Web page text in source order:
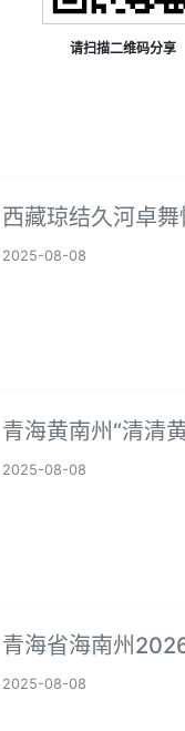
请扫描二维码分享
西藏琼结久河卓
2025-08-08
青海黄南州“清清
2025-08-08
青海省海南州
2025-08-08